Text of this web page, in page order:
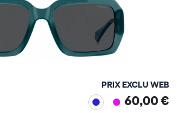
PRIX EXCLU WEB
60,00 €